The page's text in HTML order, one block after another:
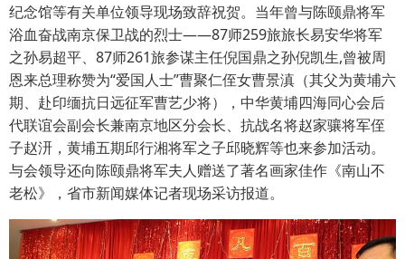
纪念馆等有关单位领导现场致辞祝贺。当年曾与陈颐鼎将军
浴血奋战南京保卫战的烈士——87师259旅旅长易安华将军
之孙易超平、87师261旅参谋主任倪国鼎之孙倪凯生,曾被周
恩来总理称赞为“爱国人士”曹聚仁侄女曹景滇（其父为黄埔六
期、赴印缅抗日远征军曹艺少将），中华黄埔四海同心会后
代联谊会副会长兼南京地区分会长、抗战名将赵家骧将军侄
子赵汧，黄埔五期邱行湘将军之子邱晓辉等也来参加活动。
与会领导还向陈颐鼎将军夫人赠送了著名画家佳作《南山不
老松》，省市新闻媒体记者现场采访报道。